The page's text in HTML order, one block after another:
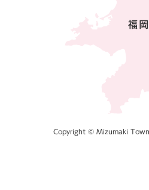
Copyright © Mizumaki